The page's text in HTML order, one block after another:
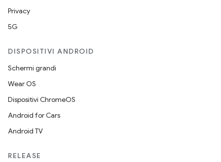
Privacy
5G
DISPOSITIVI ANDROID
Schermi grandi
Wear OS
Dispositivi ChromeOS
Android for Cars
Android TV
RELEASE